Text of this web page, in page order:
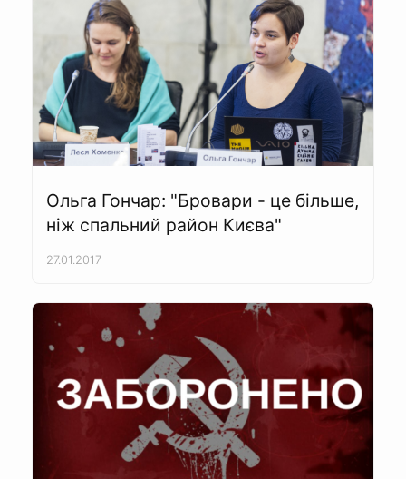
Ольга Гончар: "Бровари - це більше,
ніж спальний район Києва"
27.01.2017